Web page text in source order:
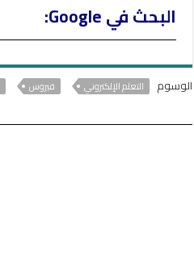
البحث في Google:
الوسوم التعلم الإلكتروني فيروس